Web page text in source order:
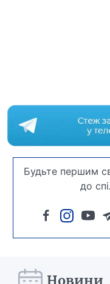
Будьте першим
до